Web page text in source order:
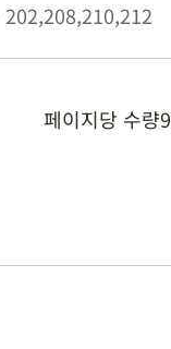
202,208,210,212
페이지당 수량9